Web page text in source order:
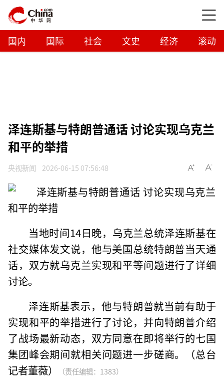
国内 国际 社会 文史 经济 滚动
泽连斯基与特朗普通话 讨论实现乌克兰
和平的举措
央视新闻 2026-06-15 07:56:48
当地时间14日晚，乌克兰总统泽连斯基在
社交媒体发文说，他与美国总统特朗普当天通
话，双方就乌克兰实现和平等问题进行了详细
讨论。
泽连斯基表示，他与特朗普就当前有助于
实现和平的举措进行了讨论，并向特朗普介绍
了战场最新动态，双方同意在即将举行的七国
集团峰会期间就相关问题进一步磋商。（总台
记者董薇）
（责任编辑：1383）